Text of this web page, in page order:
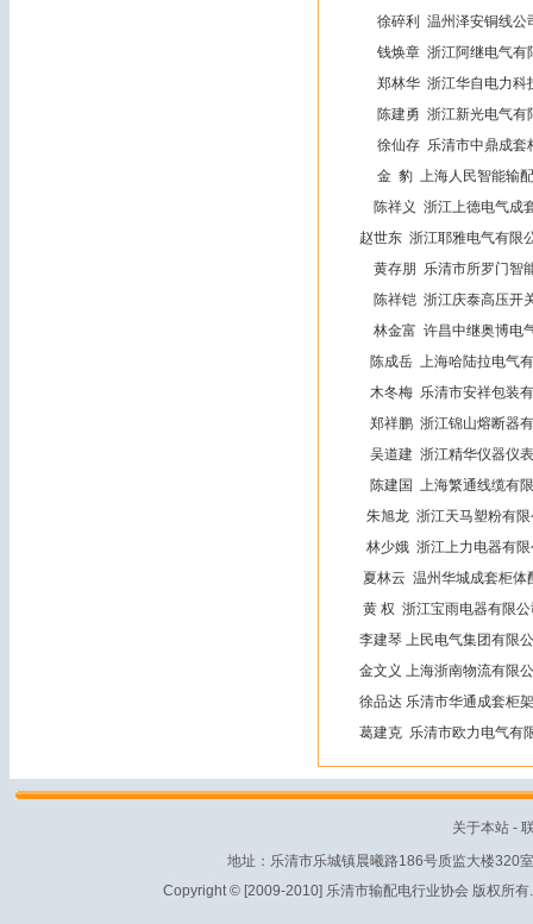
徐碎利 温州泽安
钱焕章 浙江阿继电
郑林华 浙江华自电力
陈建勇 浙江新光电
徐仙存 乐清市中鼎成
金 豹 上海人民智能输
陈祥义 浙江上德电气成
赵世东 浙江耶雅电气有限
黄存朋 乐清市所罗门智
陈祥铠 浙江庆泰高压开
林金富 许昌中继奥博电
陈成岳 上海哈陆拉电气
木冬梅 乐清市安祥包装
郑祥鹏 浙江锦山熔断器
吴道建 浙江精华仪器仪表
陈建国 上海繁通线缆有
朱旭龙 浙江天马塑粉有限
林少娥 浙江上力
夏林云 温州华城成套柜
黄 权 浙江宝雨电器
李建琴 上民电气集团
金文义 上海浙南物流
徐品达 乐清市华通成套
葛建克 乐清市欧力电气有
关于本站 -
地址：乐清市乐城镇晨曦路186号质监大楼
Copyright © [2009-2010] 乐清市输配电行业协会 版权所